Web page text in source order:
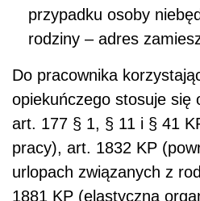
przypadku osoby
rodziny ‒ adres
Do pracownika
opiekuńczego stosuje się
art. 177 § 1, § 11 i § 41
pracy), art. 1832 KP
urlopach związanych z
1881 KP (elastyczna